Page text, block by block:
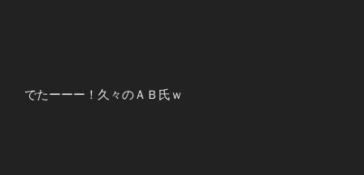
でたーーー！久々のＡＢ氏ｗ